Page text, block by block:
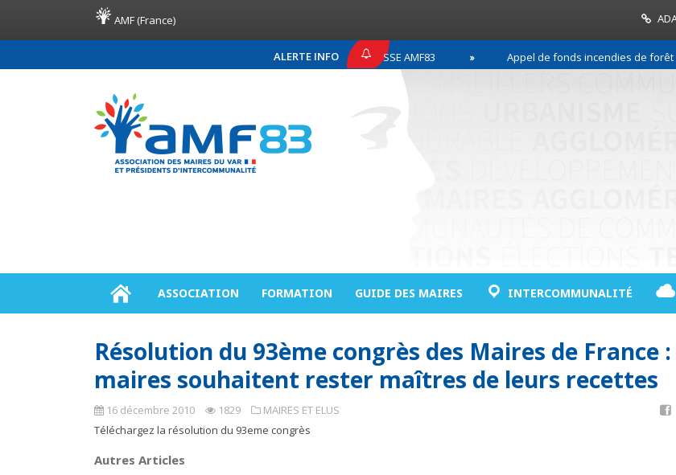
AMF (France)
ALERTE INFO
COMMUNIQUÉ DE PRESSE AMF83 Appel de fonds incendies de forêt
ASSOCIATION FORMATION GUIDE DES MAIRES INTERCOMMUNALITÉ
Résolution du 93ème congrès des Maires de France :
maires souhaitent rester maîtres de leurs recettes
16 décembre 2010 1829
MAIRES ET ELUS
Téléchargez la résolution du 93eme congrès
Autres Articles